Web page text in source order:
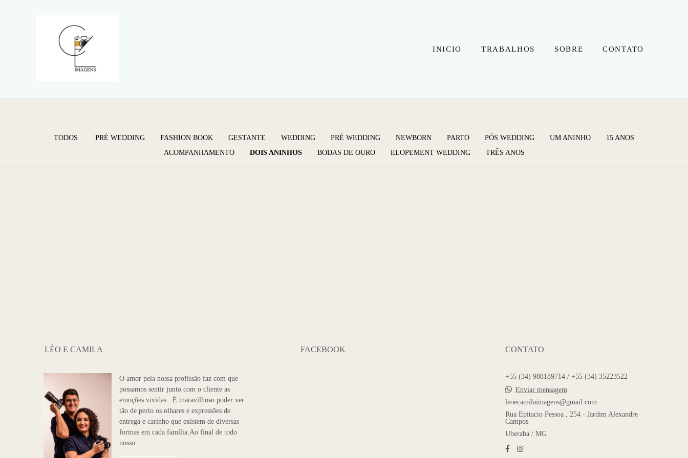
INICIO TRABALHOS SOBRE CONTATO
TODOS PRÉ WEDDING FASHION BOOK GESTANTE WEDDING PRÉ WEDDING NEWBORN PARTO PÓS WEDDING UM ANINHO
15 ANOS
ACOMPANHAMENTO
DOIS ANINHOS BODAS DE OURO ELOPEMENT WEDDING TRÊS ANOS
LÉO E CAMILA
O amor pela nossa profissão faz com que
possamos sentir junto com o cliente as
emoções vividas. É maravilhoso poder ver
tão de perto os olhares e expressões de
entrega e carinho que existem de diversas
formas em cada família.Ao final de todo
nosso ...
FACEBOOK CONTATO
+55 (34) 988189714 / +55 (34) 35223522
Enviar mensagem
leoecamilaimagens@gmail.com
Rua Epitacio Pessoa , 254 - Jardim Alexandre
Campos
Uberaba / MG